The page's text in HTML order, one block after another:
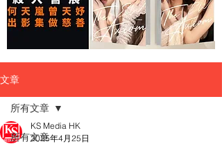
文章
所有文章
所有文章
KS Media HK
2025年4月25日